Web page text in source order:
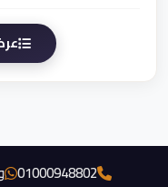
عرض
01000948802